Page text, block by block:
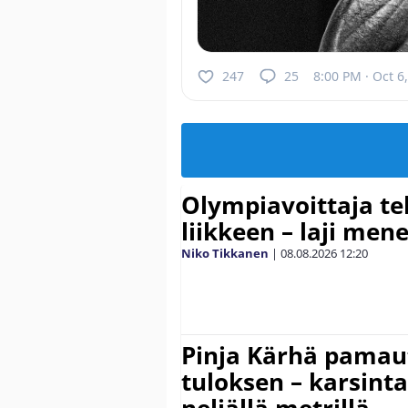
247 25 8:00 PM · Oct
Olympiavoittaja
liikkeen – laji
Niko Tikkanen | 08.08.2026 12:20
Pinja Kärhä
tuloksen –